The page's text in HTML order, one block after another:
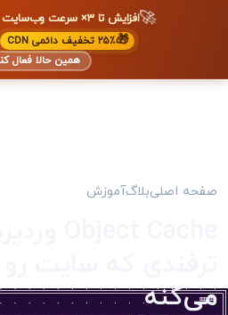
🚀افزایش تا ۳× سرعت وب‌سایت + دیده شدن در گوگل
🎁۲۵٪ تخفیف دائمی CDN
همین حالا فعال
صفحه اصلیبلاگآموزش
می‌کنه